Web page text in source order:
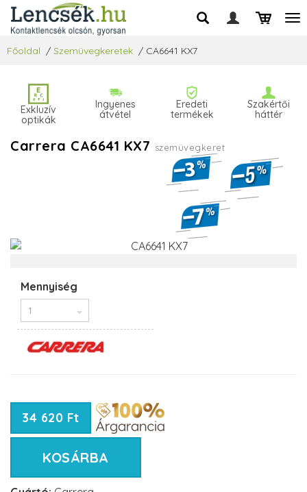
Főoldal / Szemüvegkeretek / CA6641 KX7
Exkluzív
optikák
Ingyenes
átvétel
Eredeti
termékek
Szakértői
háttér
Carrera CA6641 KX7 szemüvegkeret
Mennyiség
34 620 Ft
KOSÁRBA